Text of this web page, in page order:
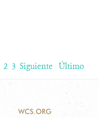
2 3 Siguiente Último
WCS.ORG